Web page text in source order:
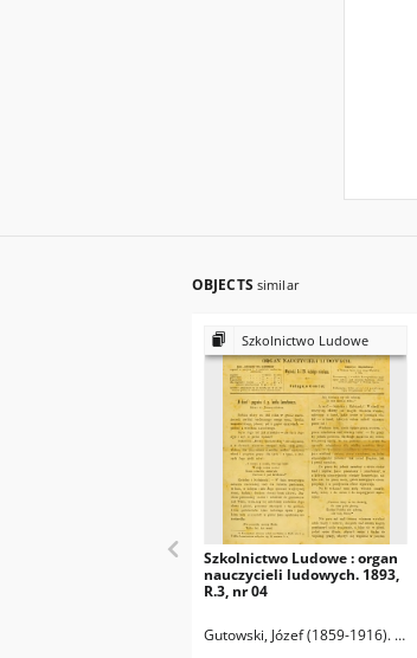
OBJECTS similar
Szkolnictwo Ludowe
Szkolnictwo Ludowe : organ
nauczycieli ludowych. 1893,
R.3, nr 04
Gutowski, Józef (1859-1916).